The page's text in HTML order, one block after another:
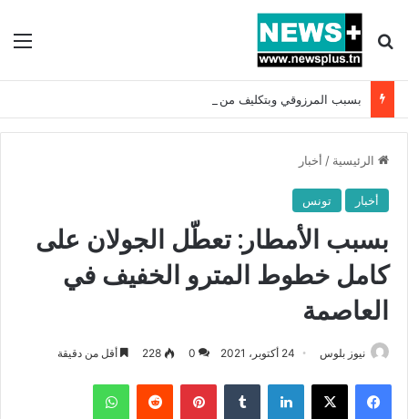
بحث عن
الرئيسية / أخبار
أخبار تونس
بسبب الأمطار: تعطّل الجولان على
كامل خطوط المترو الخفيف في
العاصمة
نيوز بلوس 24 أكتوبر، 2021 0
228 أقل من دقيقة
فيسبوك X لينكدإن بينتيريست واتساب